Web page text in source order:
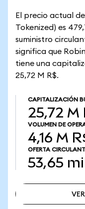
El precio actual
Tokenized) es
suministro
significa que
tiene una
25,72 M R$.
CAPITALIZACIÓN
25,72 M
VOLUMEN DE
4,16 M
OFERTA
53,65